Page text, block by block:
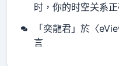
时，你的时空关系正
「奕龍君 」於〈
言